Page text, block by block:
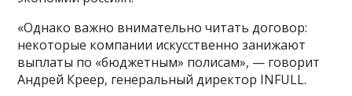
«Однако важно внимательно читать договор:
некоторые компании искусственно занижают
выплаты по «бюджетным» полисам», — говорит
Андрей Креер, генеральный директор INFULL.